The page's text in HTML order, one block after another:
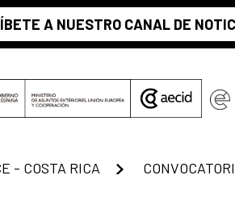
A NUESTRO CANAL DE
- COSTA RICA